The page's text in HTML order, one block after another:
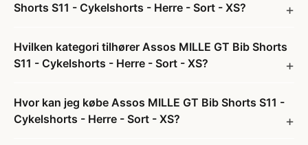
Shorts S11 - Cykelshorts - Herre - Sort - XS?
Hvilken kategori tilhører Assos MILLE GT Bib Shorts
S11 - Cykelshorts - Herre - Sort - XS?
Hvor kan jeg købe Assos MILLE GT Bib Shorts S11 -
Cykelshorts - Herre - Sort - XS?